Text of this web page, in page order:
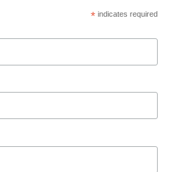
*indicates required